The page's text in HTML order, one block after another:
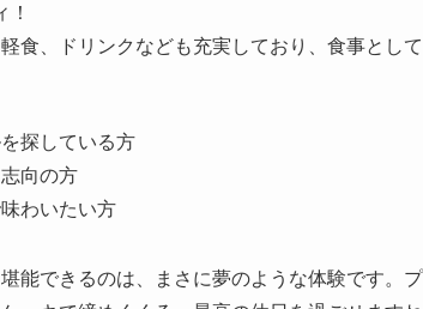
食、ドリンクなども充実しており、食事とし
探している方
向の方
わいたい方
能できるのは、まさに夢のような体験です。